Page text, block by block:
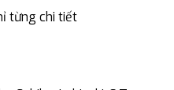
từng chi tiết